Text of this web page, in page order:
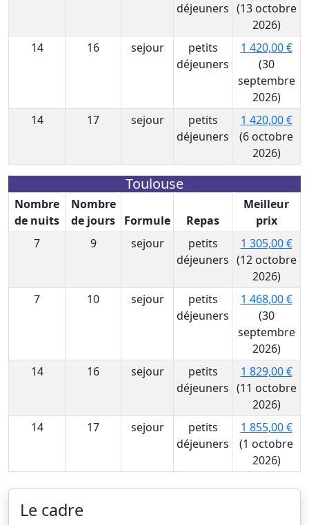
déjeuners (13 octobre
2026)
14
16 sejour
petits
déjeuners
1 420,00 €
(30
septembre
2026)
14
17 sejour
petits
déjeuners
1 420,00 €
(6 octobre
2026)
Toulouse
Nombre
de nuits
Nombre
de jours
Formule Repas
Meilleur
prix
7
9 sejour
petits
déjeuners
1 305,00 €
(12 octobre
2026)
7
10 sejour
petits
déjeuners
1 468,00 €
(30
septembre
2026)
14
16 sejour
petits
déjeuners
1 829,00 €
(11 octobre
2026)
14
17 sejour
petits
déjeuners
1 855,00 €
(1 octobre
2026)
Le cadre